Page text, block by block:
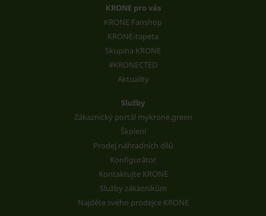
KRONE pro vás
KRONE Fanshop
KRONE-tapeta
Skupina KRONE
#KRONECTED
Aktuality
Služby
Zákaznický portál mykrone.green
Školení
Prodej náhradních dílů
Konfigurátor
Kontaktujte KRONE
Služby zákazníkům
Najděte svého prodejce KRONE